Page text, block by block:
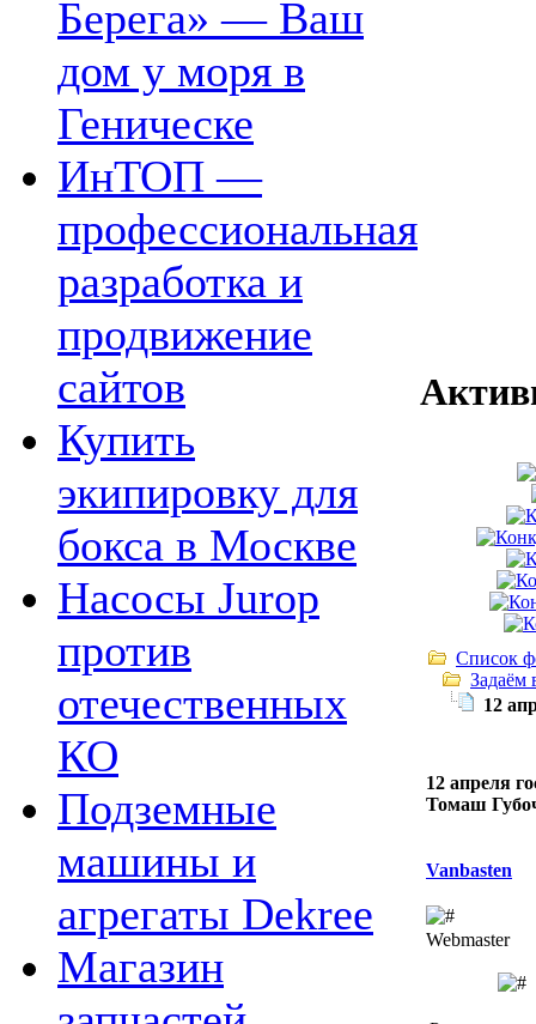
Берега» — Ваш
дом у моря в
Геническе
ИнТОП —
профессиональная
разработка и
продвижение
сайтов
Купить
экипировку для
бокса в Москве
Насосы Jurop
против
отечественных
КО
Подземные
машины и
агрегаты Dekree
Магазин
Список
Задаём
12
12 апреля
Томаш
Vanbasten
Webmaster